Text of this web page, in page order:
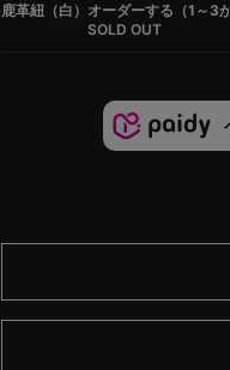
鹿革紐（白） オーダーする（1～3
SOLD OUT